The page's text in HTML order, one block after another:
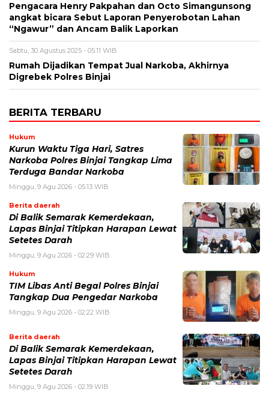
Pengacara Henry Pakpahan dan Octo Simangunsong
angkat bicara Sebut Laporan Penyerobotan Lahan
“Ngawur” dan Ancam Balik Laporkan
Sabtu, 30 Agustus 2025 - 05:11 WIB
Rumah Dijadikan Tempat Jual Narkoba, Akhirnya
Digrebek Polres Binjai
BERITA TERBARU
Hukum
Kurun Waktu Tiga Hari, Satres
Narkoba Polres Binjai Tangkap Lima
Terduga Bandar Narkoba
Minggu, 9 Agu 2026 - 05:13 WIB
Berita daerah
Di Balik Semarak Kemerdekaan,
Lapas Binjai Titipkan Harapan Lewat
Setetes Darah
Minggu, 9 Agu 2026 - 02:29 WIB
Hukum
TIM Libas Anti Begal Polres Binjai
Tangkap Dua Pengedar Narkoba
Minggu, 9 Agu 2026 - 02:22 WIB
Berita daerah
Di Balik Semarak Kemerdekaan,
Lapas Binjai Titipkan Harapan Lewat
Setetes Darah
Minggu, 9 Agu 2026 - 02:19 WIB